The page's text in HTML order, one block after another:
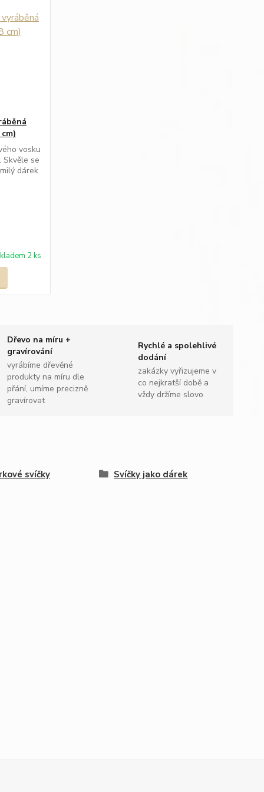
vosku
Skvěle se
dárek
2 ks
Dřevo na míru +
gravírování
vyrábíme dřevěné
produkty na míru dle
přání, umíme precizně
gravírovat
Rychlé a spolehlivé
dodání
zakázky vyřizujeme v
co nejkratší době a
vždy držíme slovo
svíčky Svíčky jako dárek